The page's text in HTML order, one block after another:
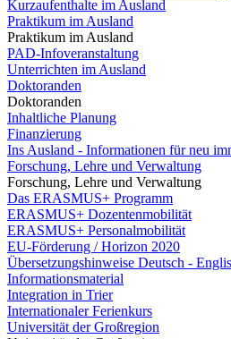
Kurzaufenthalte im Ausland
Praktikum im Ausland
Praktikum im Ausland
PAD-Infoveranstaltung
Unterrichten im Ausland
Doktoranden
Doktoranden
Inhaltliche Planung
Finanzierung
Ins Ausland - Informationen für neu
Forschung, Lehre und Verwaltung
Forschung, Lehre und Verwaltung
Das ERASMUS+ Programm
ERASMUS+ Dozentenmobilität
ERASMUS+ Personalmobilität
EU-Förderung / Horizon 2020
Übersetzungshinweise Deutsch -
Informationsmaterial
Integration in Trier
Internationaler Ferienkurs
Universität der Großregion